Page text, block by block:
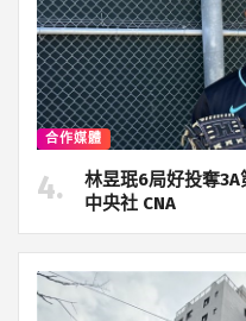
合作媒體
林昱珉6局好投奪
中央社 CNA